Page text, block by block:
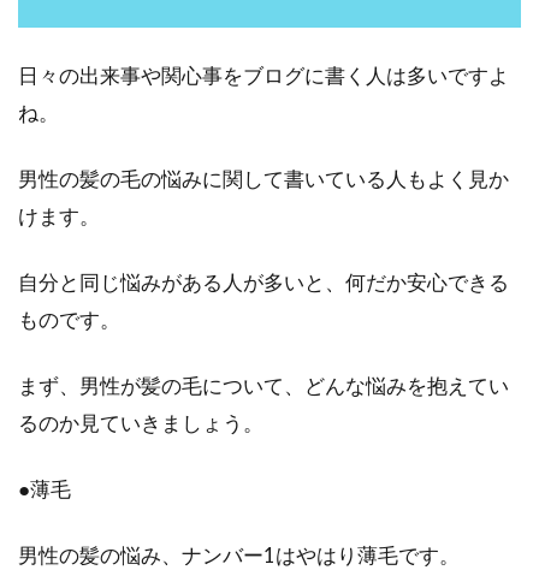
頭皮のやけどは美容室でも起こ
みを感じたりしたことはありますか？実は、頭
頭の形って、気になりますよね。特に、短髪の
日々の出来事や関心事をブログに書く人は多いですよ
ね。
男性の髪の毛の悩みに関して書いている人もよく見か
けます。
自分と同じ悩みがある人が多いと、何だか安心できる
ものです。
まず、男性が髪の毛について、どんな悩みを抱えてい
るのか見ていきましょう。
●薄毛
男性の髪の悩み、ナンバー1はやはり薄毛です。